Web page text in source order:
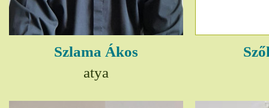
Szlama Ákos
atya